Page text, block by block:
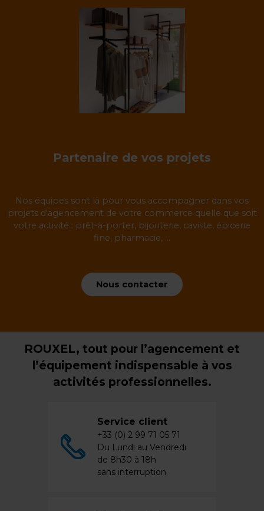
Partenaire de vos projets
Nos équipes sont là pour vous accompagner dans vos
projets d'agencement de votre commerce quelle que soit
votre activité : prêt-à-porter, bijouterie, caviste, épicerie
fine, pharmacie, ...
Nous contacter
ROUXEL, tout pour l’agencement et
l’équipement indispensable à vos
activités professionnelles.
Service client
+33 (0) 2 99 71 05 71
Du Lundi au Vendredi
de 8h30 à 18h
sans interruption